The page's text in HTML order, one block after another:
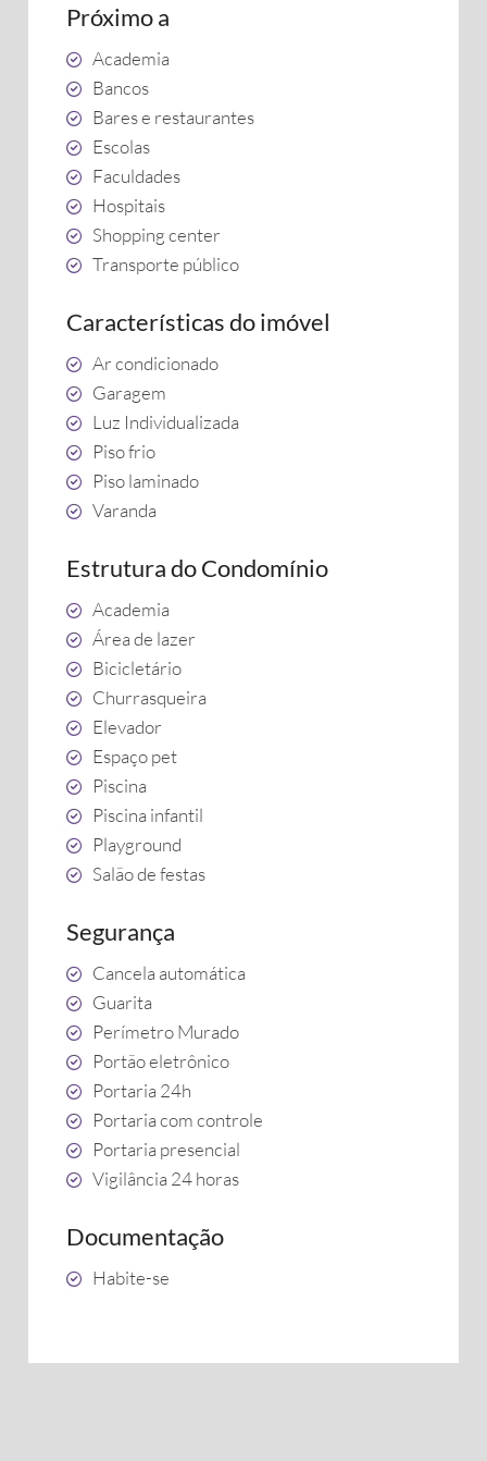
Próximo a
Academia
Bancos
Bares e restaurantes
Escolas
Faculdades
Hospitais
Shopping center
Transporte público
Características do imóvel
Ar condicionado
Garagem
Luz Individualizada
Piso frio
Piso laminado
Varanda
Estrutura do Condomínio
Academia
Área de lazer
Bicicletário
Churrasqueira
Elevador
Espaço pet
Piscina
Piscina infantil
Playground
Salão de festas
Segurança
Cancela automática
Guarita
Perímetro Murado
Portão eletrônico
Portaria 24h
Portaria com controle
Portaria presencial
Vigilância 24 horas
Documentação
Habite-se